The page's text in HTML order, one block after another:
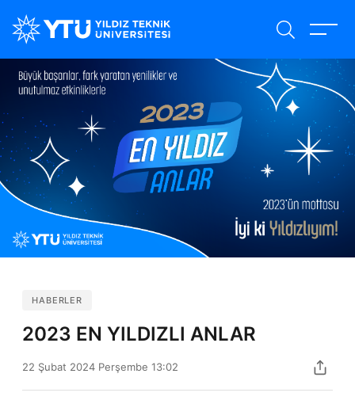
içeriğe
HABERLER
2023 EN YILDIZLI ANLAR
22 Şubat 2024 Perşembe 13:02